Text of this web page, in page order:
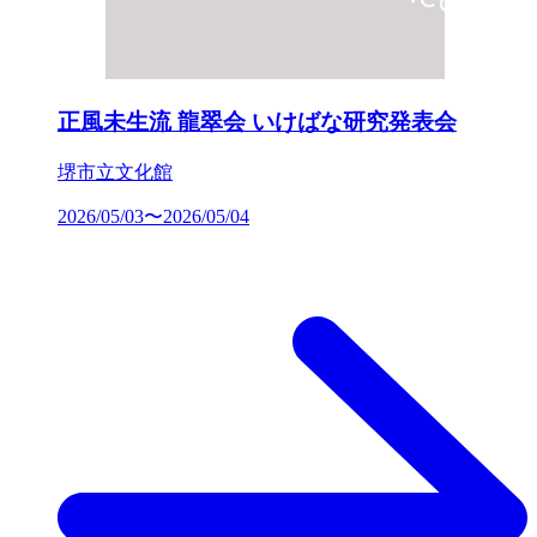
正風未生流 龍翠会 いけばな研究発表会
堺市立文化館
2026/05/03〜2026/05/04